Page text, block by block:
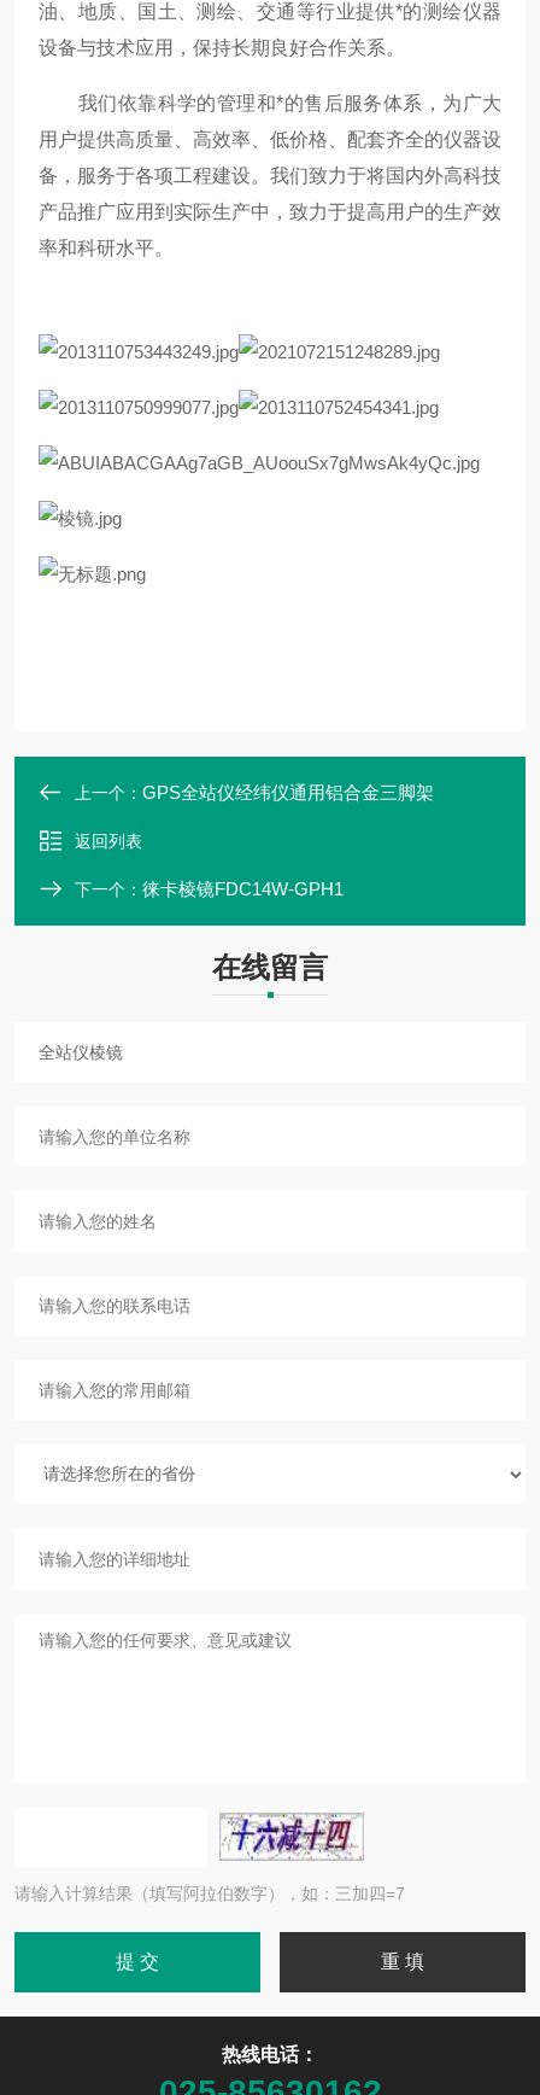
油、地质、国土、测绘、交通等行业提供*的测绘仪器
设备与技术应用，保持长期良好合作关系。
我们依靠科学的管理和*的售后服务体系，为广大
用户提供高质量、高效率、低价格、配套齐全的仪器设
备，服务于各项工程建设。我们致力于将国内外高科技
产品推广应用到实际生产中，致力于提高用户的生产效
率和科研水平。
上一个： GPS全站仪经纬仪通用铝合金三脚架
返回列表
下一个： 徕卡棱镜FDC14W-GPH1
在线留言
请输入计算结果（填写阿拉伯数字），如：三加四=7
热线电话：